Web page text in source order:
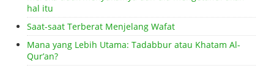
hal itu
Saat-saat Terberat Menjelang Wafat
Mana yang Lebih Utama: Tadabbur atau Khatam Al-
Qur’an?